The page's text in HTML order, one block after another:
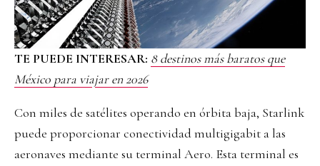
TE PUEDE INTERESAR: 8 destinos más baratos que
México para viajar en 2026
Con miles de satélites operando en órbita baja, Starlink
puede proporcionar conectividad multigigabit a las
aeronaves mediante su terminal Aero. Esta terminal es